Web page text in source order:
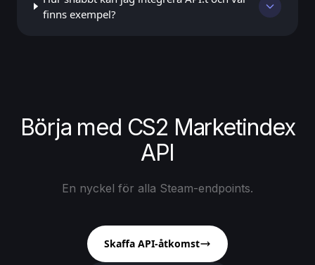
finns exempel?
Börja med CS2 Marketindex
API
En nyckel för alla Steam-endpoints.
Skaffa API-åtkomst